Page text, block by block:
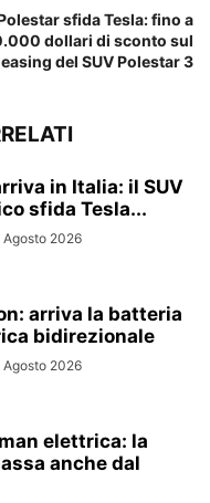
sfida Tesla: fino a
dollari di sconto sul
del SUV Polestar 3
in Italia: il SUV
sfida Tesla...
Agosto 2026
arriva la batteria
bidirezionale
Agosto 2026
elettrica: la
anche dal